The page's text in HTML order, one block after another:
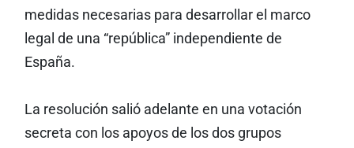
medidas necesarias para desarrollar el marco
legal de una “república” independiente de
España.
La resolución salió adelante en una votación
secreta con los apoyos de los dos grupos